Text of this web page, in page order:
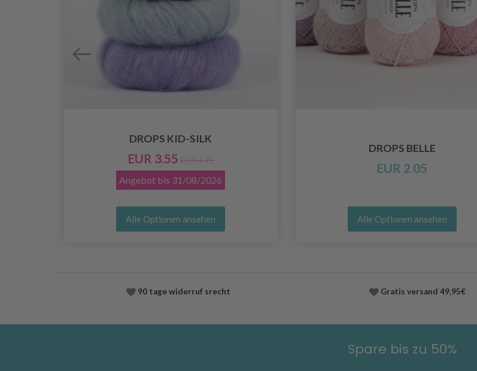
DROPS KID-SILK
EUR 3.55 EUR 4.75
Angebot bis 31/08/2026
Alle Optionen ansehen
DROPS BELLE
EUR 2.05
Alle Optionen ansehen
90 tage widerruf srecht Gratis versand 49,95€
Spare bis zu 50%